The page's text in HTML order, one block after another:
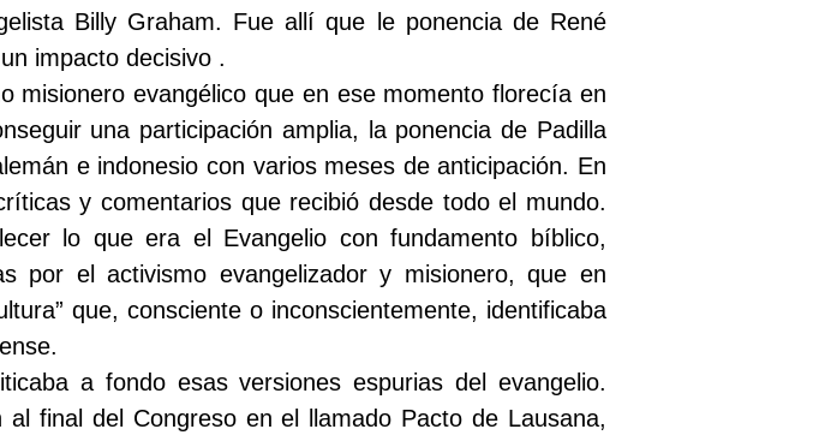
Billy Graham. Fue allí que le ponencia de René
impacto decisivo .
misionero evangélico que en ese momento florecía en
una participación amplia, la ponencia de Padilla
e indonesio con varios meses de anticipación. En
y comentarios que recibió desde todo el mundo.
lo que era el Evangelio con fundamento bíblico,
por el activismo evangelizador y misionero, que en
que, consciente o inconscientemente, identificaba
a fondo esas versiones espurias del evangelio.
final del Congreso en el llamado Pacto de Lausana,